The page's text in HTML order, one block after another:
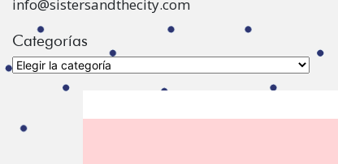
info@sistersandthecity.com
Categorías
Categorías